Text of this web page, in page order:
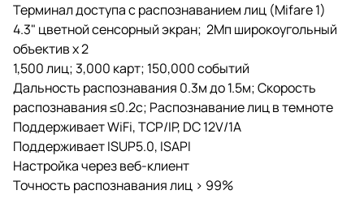
Терминал доступа с распознаванием лиц (Mifare 1)
4.3" цветной сенсорный экран; 2Мп широкоугольный
объектив x 2
1,500 лиц; 3,000 карт; 150,000 событий
Дальность распознавания 0.3м до 1.5м; Скорость
распознавания ≤0.2с; Распознавание лиц в темноте
Поддерживает WiFi, TCP/IP, DC 12V/1A
Поддерживает ISUP5.0, ISAPI
Настройка через веб-клиент
Точность распознавания лиц > 99%